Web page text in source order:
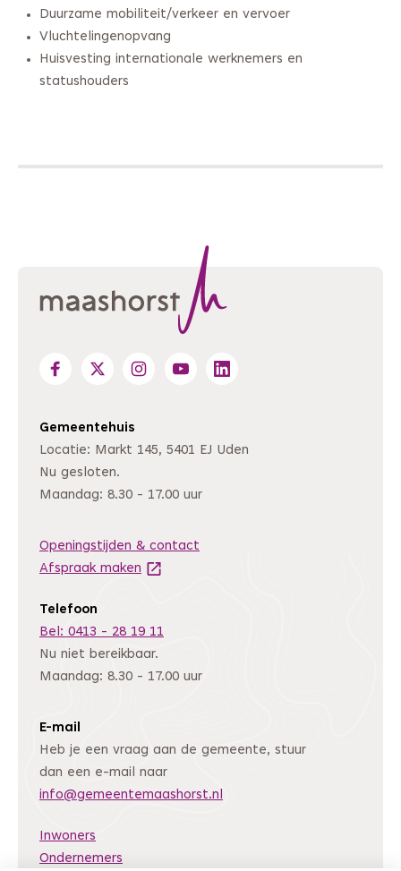
Duurzame mobiliteit/verkeer en vervoer
Vluchtelingenopvang
Huisvesting internationale werknemers en
statushouders
Gemeentehuis
Locatie: Markt 145, 5401 EJ Uden
Nu gesloten.
Maandag: 8.30 - 17.00 uur
Openingstijden & contact
Afspraak maken (Deze link gaat naar een andere
Telefoon
Bel: 0413 - 28 19 11
Nu niet bereikbaar.
Maandag: 8.30 - 17.00 uur
E-mail
Heb je een vraag aan de gemeente, stuur
dan een e-mail naar
info@gemeentemaashorst.nl
Inwoners
Ondernemers